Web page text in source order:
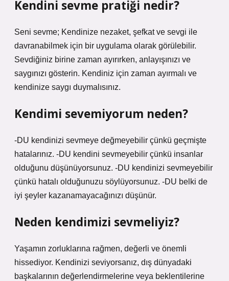
Kendini sevme pratiği nedir?
Seni sevme; Kendinize nezaket, şefkat ve sevgi ile
davranabilmek için bir uygulama olarak görülebilir.
Sevdiğiniz birine zaman ayırırken, anlayışınızı ve
saygınızı gösterin. Kendiniz için zaman ayırmalı ve
kendinize saygı duymalısınız.
Kendimi sevemiyorum neden?
-DU kendinizi sevmeye değmeyebilir çünkü geçmişte
hatalarınız. -DU kendini sevmeyebilir çünkü insanlar
olduğunu düşünüyorsunuz. -DU kendinizi sevmeyebilir
çünkü hatalı olduğunuzu söylüyorsunuz. -DU belki de
iyi şeyler kazanamayacağınızı düşünür.
Neden kendimizi sevmeliyiz?
Yaşamın zorluklarına rağmen, değerli ve önemli
hissediyor. Kendinizi seviyorsanız, dış dünyadaki
başkalarının değerlendirmelerine veya beklentilerine